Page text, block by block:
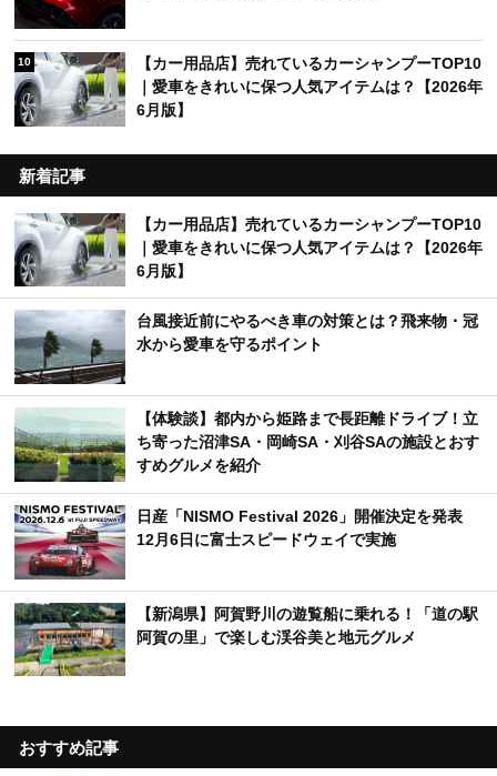
10
【カー用品店】売れているカーシャンプーTOP10
｜愛車をきれいに保つ人気アイテムは？【2026年
6月版】
新着記事
【カー用品店】売れているカーシャンプーTOP10
｜愛車をきれいに保つ人気アイテムは？【2026年
6月版】
台風接近前にやるべき車の対策とは？飛来物・冠
水から愛車を守るポイント
【体験談】都内から姫路まで長距離ドライブ！立
ち寄った沼津SA・岡崎SA・刈谷SAの施設とおす
すめグルメを紹介
日産「NISMO Festival 2026」開催決定を発表
12月6日に富士スピードウェイで実施
【新潟県】阿賀野川の遊覧船に乗れる！「道の駅
阿賀の里」で楽しむ渓谷美と地元グルメ
おすすめ記事